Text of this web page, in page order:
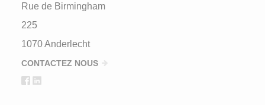
Rue de Birmingham
225
1070 Anderlecht
CONTACTEZ NOUS